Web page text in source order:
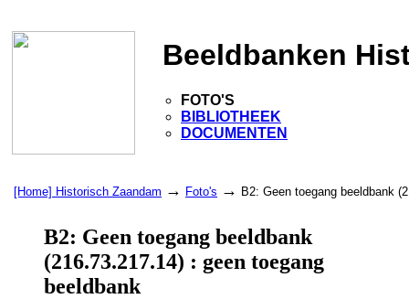
Beeldbanken
FOTO'S
BIBLIOTHEEK
DOCUMENTEN
[Home] Historisch Zaandam → Foto's → B2: Geen toegang beeldbank
B2: Geen toegang beeldbank
(216.73.217.14) : geen toegang
beeldbank